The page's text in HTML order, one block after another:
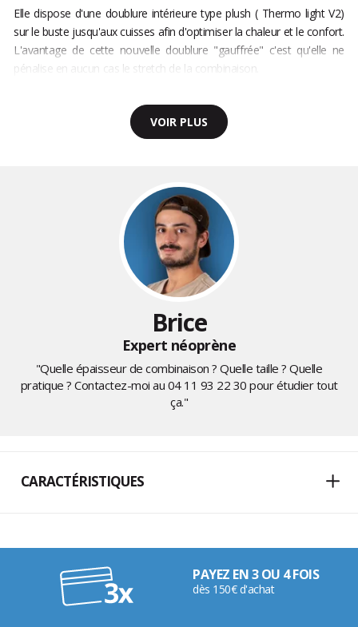
Elle dispose d'une doublure intérieure type plush ( Thermo light V2)
sur le buste jusqu'aux cuisses afin d'optimiser la chaleur et le confort.
L'avantage de cette nouvelle doublure "gauffrée" c'est qu'elle ne
pénalise en aucun cas le stretch de la combinaison.
VOIR PLUS
Brice
Expert néoprène
"Quelle épaisseur de combinaison ? Quelle taille ? Quelle
pratique ? Contactez-moi au 04 11 93 22 30 pour étudier tout
ça."
CARACTÉRISTIQUES
PAYEZ EN 3 OU 4 FOIS
dès 150€ d'achat